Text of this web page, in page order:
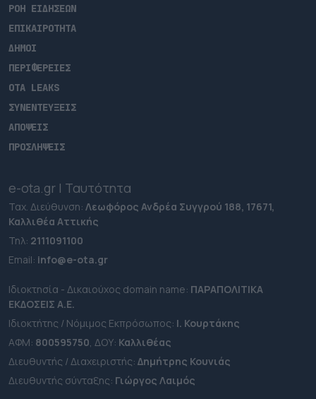
ΡΟΗ ΕΙΔΗΣΕΩΝ
ΕΠΙΚΑΙΡΟΤΗΤΑ
ΔΗΜΟΙ
ΠΕΡΙΦΕΡΕΙΕΣ
OTA LEAKS
ΣΥΝΕΝΤΕΥΞΕΙΣ
ΑΠΟΨΕΙΣ
ΠΡΟΣΛΗΨΕΙΣ
e-ota.gr | Ταυτότητα
Ταχ. Διεύθυνση: Λεωφόρος Ανδρέα Συγγρού 188, 17671,
Καλλιθέα Αττικής
Τηλ: 2111091100
Εmail: info@e-ota.gr
Ιδιοκτησία - Δικαιούχος domain name: ΠΑΡΑΠΟΛΙΤΙΚΑ
ΕΚΔΟΣΕΙΣ A.E.
Ιδιοκτήτης / Νόμιμος Εκπρόσωπος: Ι. Κουρτάκης
ΑΦΜ: 800595750, ΔΟΥ: Καλλιθέας
Διευθυντής / Διαχειριστής: Δημήτρης Κουνιάς
Διευθυντής σύνταξης: Γιώργος Λαιμός